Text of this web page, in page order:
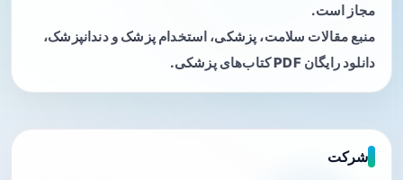
مجاز است.
منبع مقالات سلامت، پزشکی، استخدام پزشک و دندانپزشک،
دانلود رایگان PDF کتاب‌های پزشکی.
شرکت